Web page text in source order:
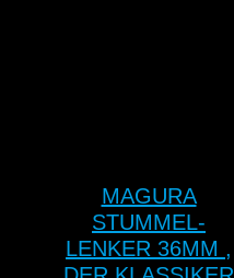
MAGURA
STUMMEL-
LENKER 36MM ,